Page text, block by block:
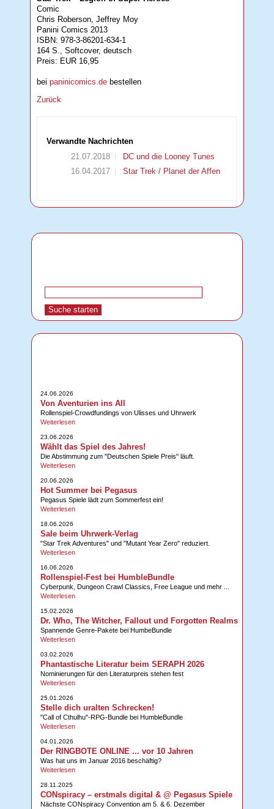
Comic
Chris Roberson, Jeffrey Moy
Panini Comics 2013
ISBN: 978-3-86201-634-1
164 S., Softcover, deutsch
Preis: EUR 16,95
beipaninicomics.de bestellen
Zurück
Verwandte Nachrichten
21.07.2018
DC und die Looney Tunes
16.04.2017
Star Trek / Planet der Affen
24.06.2026
Von Aventurien ins All
Rollenspiel-Crowdfundings von Ulisses und Uhrwerk
Weiterlesen
23.06.2026
Wählt das Spiel des Jahres!
Die Abstimmung zum "Deutschen Spiele Preis" läuft.
Weiterlesen
20.06.2026
Hot Summer bei Pegasus
Pegasus Spiele lädt zum Sommerfest ein!
Weiterlesen
18.06.2026
Sale beim Uhrwerk-Verlag
"Star Trek Adventures" und "Mutant Year Zero" reduziert.
Weiterlesen
16.06.2026
Rollenspiel-Fest bei HumbleBundle
Cyberpunk, Dungeon Crawl Classics, Free League und mehr ...
Weiterlesen
15.02.2026
Dr. Who, The Witcher, Fallout und Forgotten Realms
Spannende Genre-Pakete bei HumbeBundle
Weiterlesen
03.02.2026
Phantastische Literatur beim SERAPH 2026
Nominierungen für den Literaturpreis stehen fest
Weiterlesen
25.01.2026
Stelle dich uralten Schrecken!
"Call of Cthulhu"-RPG-Bundle bei HumbleBundle
Weiterlesen
04.01.2026
Der RINGBOTE ONLINE ... vor 10 Jahren
Was hat uns im Januar 2016 beschäftig?
Weiterlesen
28.11.2025
CONspiracy – erstmals digital & @ Pegasus Spiele
Nächste CONspiracy Convention am 5. & 6. Dezember